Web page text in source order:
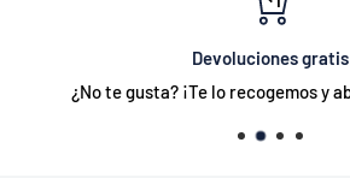
Devoluciones gratis
¿No te gusta? ¡Te lo recogemos y